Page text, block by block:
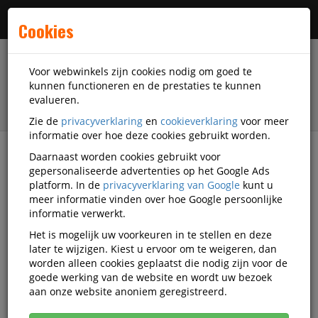
filter
Accessoires
Geheugen & opslag
SDHC-kaarten
SDHC-kaarten
Populariteit
Cookies
Voor webwinkels zijn cookies nodig om goed te
kunnen functioneren en de prestaties te kunnen
evalueren.
Zie de privacyverklaring en cookieverklaring voor meer
informatie over hoe deze cookies gebruikt worden.
Daarnaast worden cookies gebruikt voor
gepersonaliseerde advertenties op het Google Ads
platform. In de privacyverklaring van Google kunt u
meer informatie vinden over hoe Google persoonlijke
informatie verwerkt.
Het is mogelijk uw voorkeuren in te stellen en deze
later te wijzigen. Kiest u ervoor om te weigeren, dan
worden alleen cookies geplaatst die nodig zijn voor de
goede werking van de website en wordt uw bezoek
aan onze website anoniem geregistreerd.